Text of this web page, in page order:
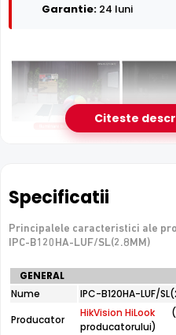
Garantie: 24 luni
iluminare infrarosu cu raza
metri
IR sunt invizibile ochiului
Citeste
Specificatii
Principalele caracteristici ale
IPC-B120HA-LUF/SL(2.8MM)
Specificatii
tehnice
HikVision
HiLook
GENERAL
Nume
IPC-B120HA-LUF/
Producator
HikVision HiLook
producatorului)